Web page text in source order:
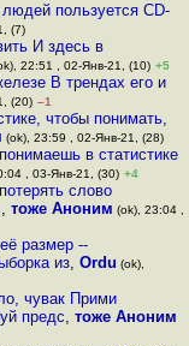
пользуется CD-
(7)
И здесь в
22:51 , 02-Янв-21, (10) +5
В трендах его и
(20) –1
чтобы понимать,
(ok), 23:59 , 02-Янв-21, (28)
в статистике
, 03-Янв-21, (30) +4
слово
, тоже Аноним (ok), 23:04 ,
размер --
из,Ordu (ok),
чувак Прими
предс, тоже Аноним